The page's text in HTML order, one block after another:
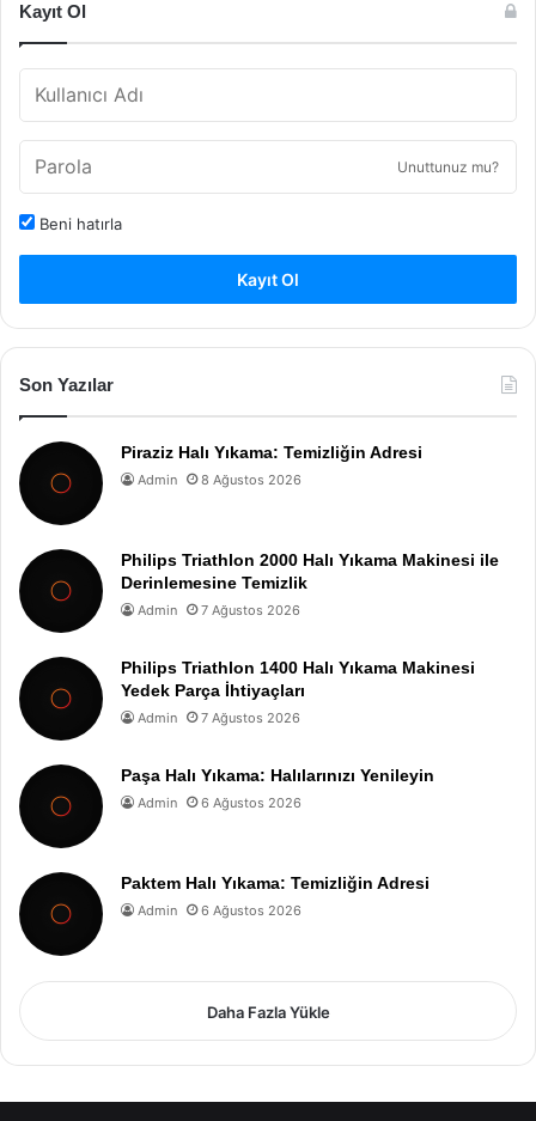
Kayıt Ol
Unuttunuz mu?
Beni hatırla
Kayıt Ol
Son Yazılar
Piraziz Halı Yıkama: Temizliğin Adresi
Admin 8 Ağustos 2026
Philips Triathlon 2000 Halı Yıkama Makinesi ile
Derinlemesine Temizlik
Admin 7 Ağustos 2026
Philips Triathlon 1400 Halı Yıkama Makinesi
Yedek Parça İhtiyaçları
Admin 7 Ağustos 2026
Paşa Halı Yıkama: Halılarınızı Yenileyin
Admin 6 Ağustos 2026
Paktem Halı Yıkama: Temizliğin Adresi
Admin 6 Ağustos 2026
Daha Fazla Yükle